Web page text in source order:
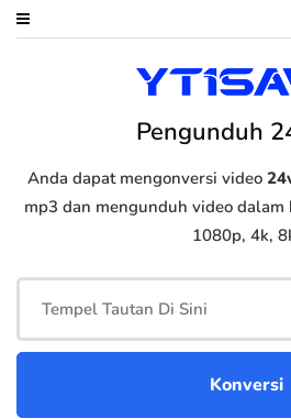
Pengunduh
Anda dapat mengonversi video
mp3 dan mengunduh video
1080p, 4k,